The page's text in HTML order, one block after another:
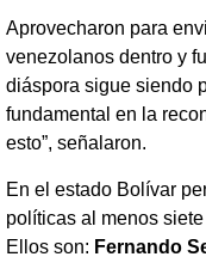
Aprovecharon para
venezolanos dentro y
diáspora sigue siendo
fundamental en la
esto”, señalaron.
En el estado Bolívar
políticas al menos
Ellos son: Fernando